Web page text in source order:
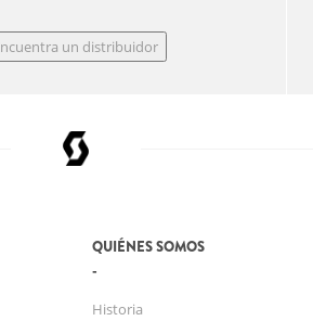
un distribuidor
QUIÉNES SOMOS
Historia